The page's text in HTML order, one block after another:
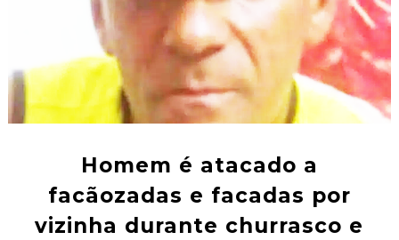
Homem é atacado a
facãozadas e facadas por
vizinha durante churrasco e